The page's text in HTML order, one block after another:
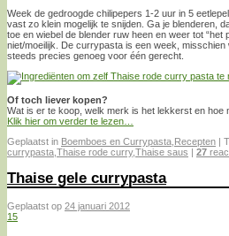
Week de gedroogde chilipepers 1-2 uur in 5
vast zo klein mogelijk te snijden. Ga je blenderen,
toe en wiebel de blender ruw heen en weer tot
niet/moeilijk. De currypasta is een week,
steeds precies genoeg voor één gerecht.
Of toch liever kopen?
Wat is er te koop, welk merk is het lekkerst en hoe
Klik hier om verder te lezen…
Geplaatst in Boemboes en Currypasta Recepten
currypasta Thaise rode curry,Thaise saus 27
Thaise gele currypasta
Geplaatst op 24 januari 2012
15